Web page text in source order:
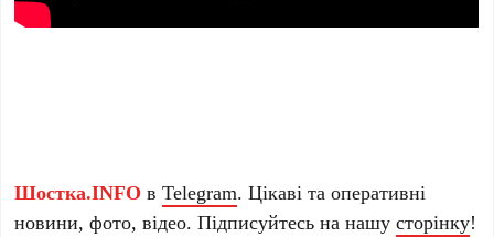
Шостка.INFO вTelegram. Цікаві та оперативні
новини, фото, відео. Підписуйтесь на нашусторінку!